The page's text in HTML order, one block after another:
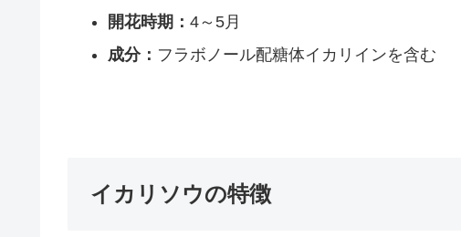
開花時期： 4～5月
成分： フラボノール配糖体イカリインを含む
イカリソウの特徴